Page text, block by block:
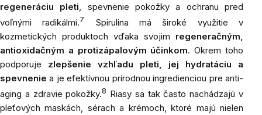
regeneráciu pleti, spevnenie pokožky a ochranu pred
voľnými radikálmi.7
Spirulina má široké využitie v
kozmetických produktoch vďaka svojim regeneračným,
antioxidačným a protizápalovým účinkom. Okrem toho
podporuje zlepšenie vzhľadu pleti, jej hydratáciu a
spevnenie a je efektívnou prírodnou ingredienciou pre anti-
aging a zdravie pokožky.8 Riasy sa tak často nachádzajú v
pleťových maskách, sérach a krémoch, ktoré majú nielen